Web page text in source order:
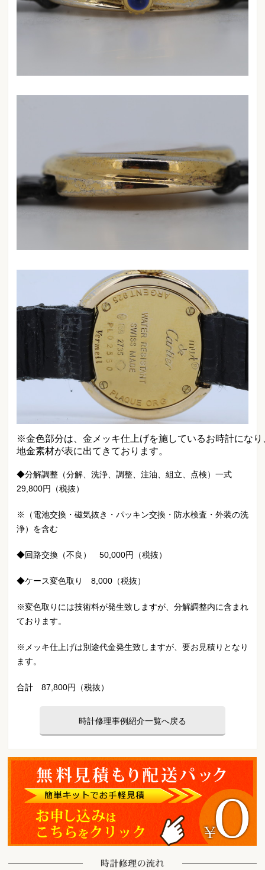
※金色部分は、金メッキ仕上げを施しているお時計にな
地金素材が表に出てきております。
◆分解調整（分解、洗浄、調整、注油、組立、点検）一式
29,800円（税抜）
※（電池交換・磁気抜き・パッキン交換・防水検査・外装の洗
浄）を含む
◆回路交換（不良） 50,000円（税抜）
◆ケース変色取り 8,000（税抜）
※変色取りには技術料が発生致しますが、分解調整内に含まれ
ております。
※メッキ仕上げは別途代金発生致しますが、要お見積りとなり
ます。
合計 87,800円（税抜）
時計修理事例紹介一覧へ戻る